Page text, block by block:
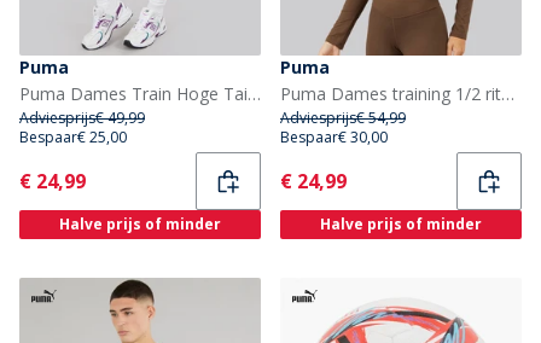
Puma
Puma Dames Train Hoge Taille Training Strakke Leggings Aubergine
Adviesprijs€ 49,99
Bespaar€ 25,00
Current
€ 24,99
Halve prijs of minder
Puma
Puma Dames training 1/2 rits top Espresso Brown
Adviesprijs€ 54,99
Bespaar€ 30,00
Current
€ 24,99
Halve prijs of minder